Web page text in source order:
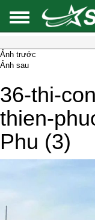
Ảnh trước
Ảnh sau
36-thi-
thien-
Phu (3)